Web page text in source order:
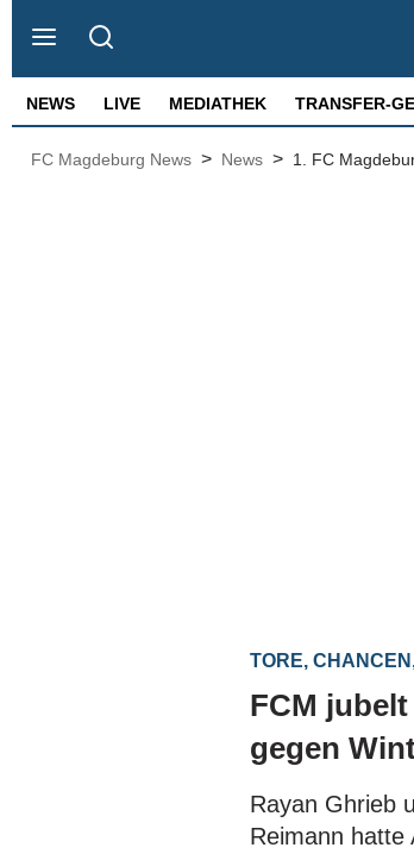
NEWS LIVE MEDIATHEK TRANSFER-
FC Magdeburg News > News > 1. FC
TORE,
FCM
gegen
Rayan Ghrieb
Reimann hatte